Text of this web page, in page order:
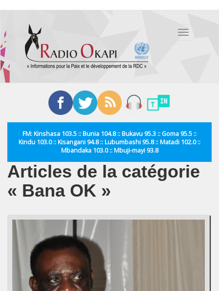
contenu
principal
Toggle
FM: Kinshasa 103.5 :: Bunia 104.8 :: Bukavu 95.3 :: Goma 95.5 ::
Kindu 103.0 :: Kisangani 94.8 :: Lubumbashi 95.8 :: Matadi 102.0 ::
Mbandaka 103.0 :: Mbuji-mayi 93.8
Articles de la catégorie
« Bana OK »